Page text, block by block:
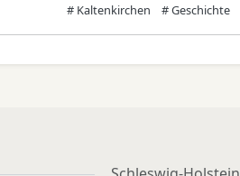
# Kaltenkirchen # Geschichte